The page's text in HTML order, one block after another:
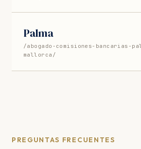
Palma
/abogado-comisiones-bancarias-
mallorca/
PREGUNTAS FRECUENTES